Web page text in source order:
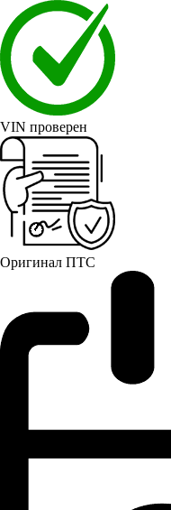
VIN проверен
Оригинал ПТС